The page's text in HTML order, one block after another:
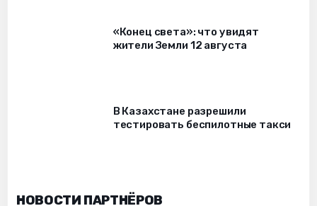
«Конец света»: что увидят
жители Земли 12 августа
В Казахстане разрешили
тестировать беспилотные такси
НОВОСТИ ПАРТНЁРОВ